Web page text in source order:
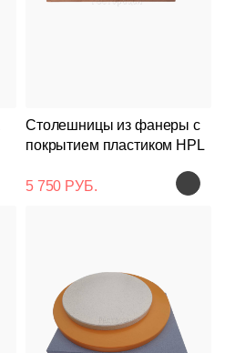
Столешницы из фанеры с
покрытием пластиком HPL
5 750 РУБ.